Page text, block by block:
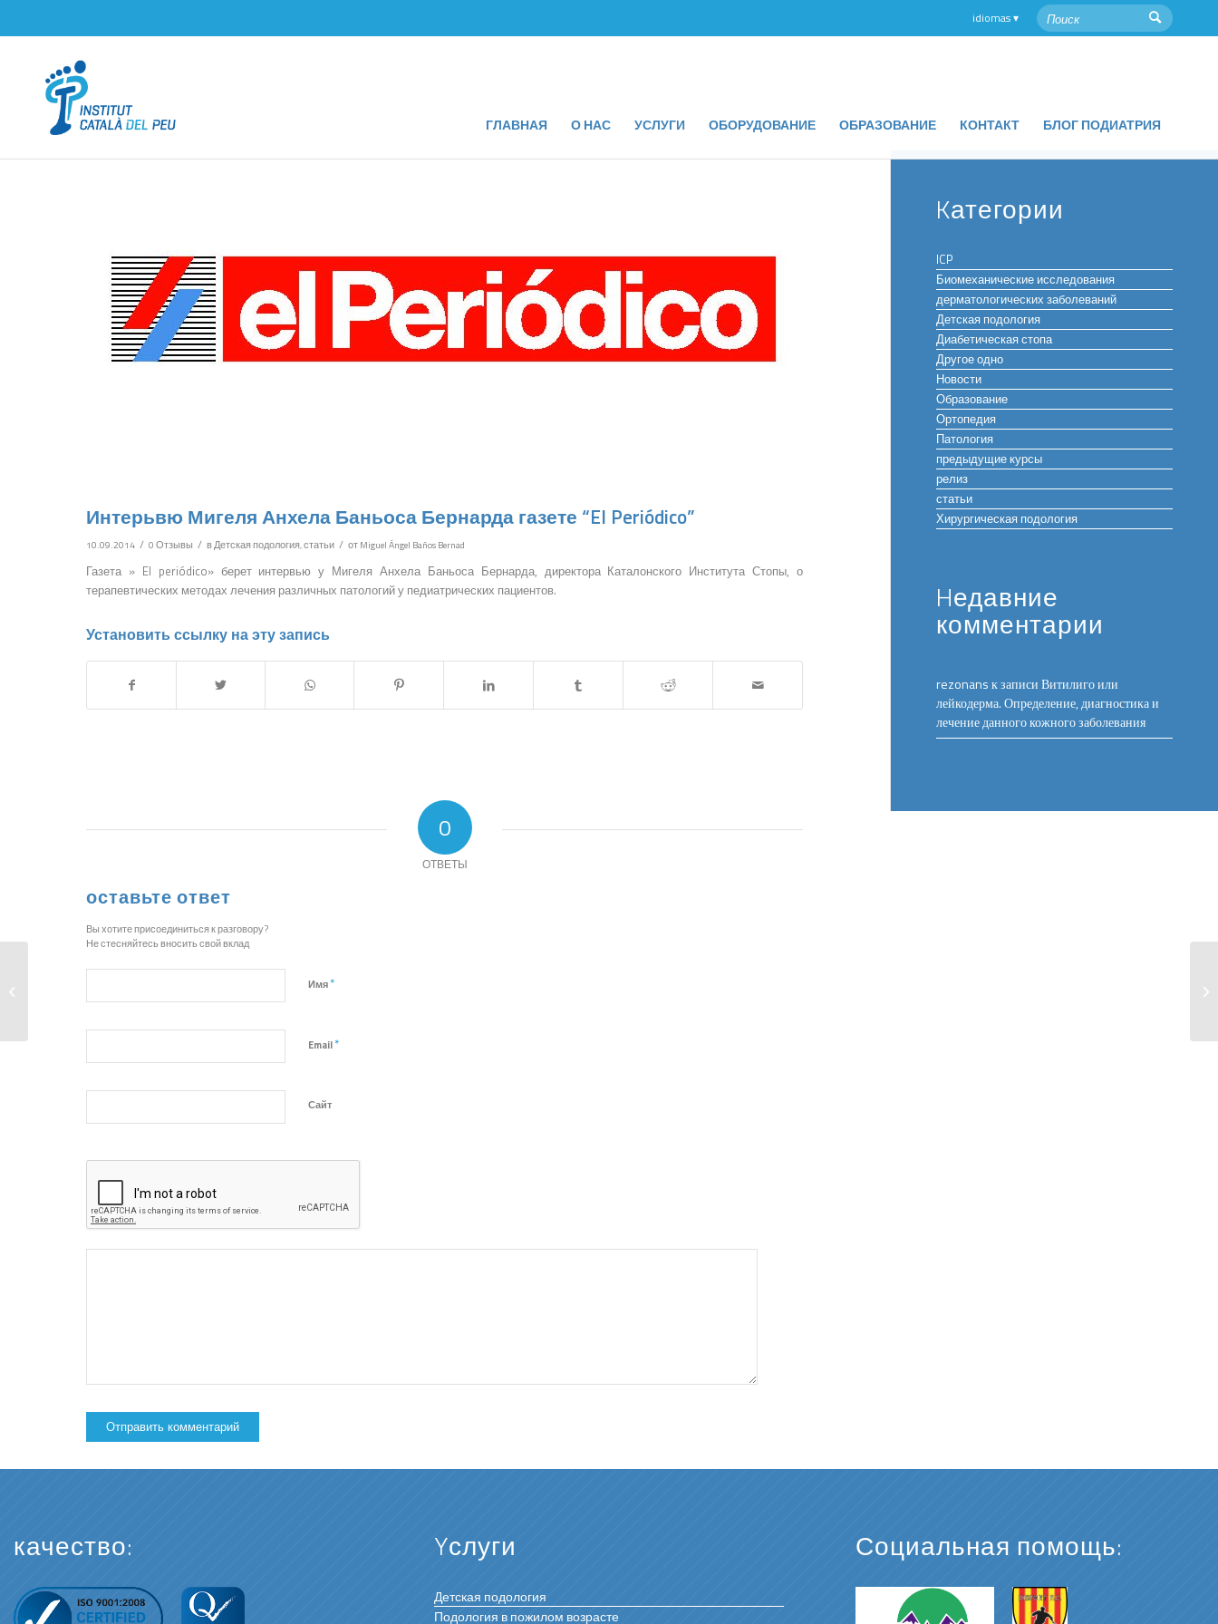
ГЛАВНАЯ О НАС УСЛУГИ ОБОРУДОВАНИЕ ОБРАЗОВАНИЕ КОНТАКТ БЛОГ ПОДИАТРИЯ
Интерьвю Мигеля Анхела Баньоса Бернарда газете “El Periódico”
10.09.2014 / 0 Отзывы / вДетская подология,статьи / отMiguel Ángel Baños Bernad
Газета » El periódico» берет интервью у Мигеля Анхела Баньоса Бернарда, директора Каталонского Института Стопы, о
терапевтических методах лечения различных патологий у педиатрических пациентов.
Установить ссылку на эту запись
0
ОТВЕТЫ
оставьте ответ
Вы хотите присоединиться к разговору?
Не стесняйтесь вносить свой вклад
Имя*
Email*
Сайт
Kатегории
ICP
Биомеханические исследования
дерматологических заболеваний
Детская подология
Диабетическая стопа
Другое одно
Новости
Образование
Ортопедия
Патология
предыдущие курсы
релиз
статьи
Хирургическая подология
Hедавние
комментарии
rezonansк записиВитилиго или
лейкодерма. Определение, диагностика и
лечение данного кожного заболевания
качество: Yслуги
Детская подология
Подология в пожилом возрасте
Социальная помощь:
L’independent de Gràcia